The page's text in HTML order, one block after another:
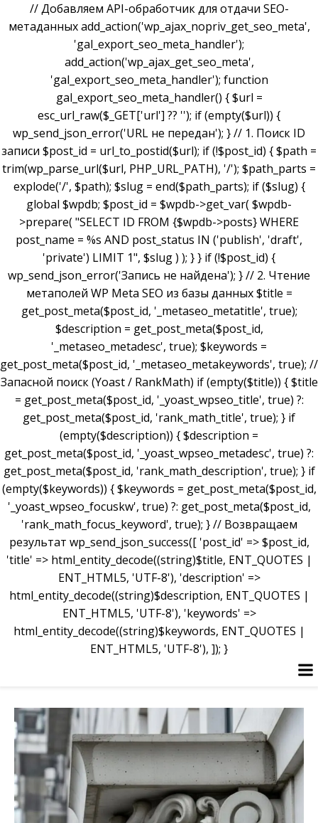
// Добавляем API-обработчик для отдачи SEO-
метаданных add_action('wp_ajax_nopriv_get_seo_meta',
'gal_export_seo_meta_handler');
add_action('wp_ajax_get_seo_meta',
'gal_export_seo_meta_handler'); function
gal_export_seo_meta_handler() { $url =
esc_url_raw($_GET['url'] ?? ''); if (empty($url)) {
wp_send_json_error('URL не передан'); } // 1. Поиск ID
записи $post_id = url_to_postid($url); if (!$post_id) { $path =
trim(wp_parse_url($url, PHP_URL_PATH), '/'); $path_parts =
explode('/', $path); $slug = end($path_parts); if ($slug) {
global $wpdb; $post_id = $wpdb->get_var( $wpdb-
>prepare( "SELECT ID FROM {$wpdb->posts} WHERE
post_name = %s AND post_status IN ('publish', 'draft',
'private') LIMIT 1", $slug ) ); } } if (!$post_id) {
wp_send_json_error('Запись не найдена'); } // 2. Чтение
метаполей WP Meta SEO из базы данных $title =
get_post_meta($post_id, '_metaseo_metatitle', true);
$description = get_post_meta($post_id,
'_metaseo_metadesc', true); $keywords =
get_post_meta($post_id, '_metaseo_metakeywords', true); //
Запасной поиск (Yoast / RankMath) if (empty($title)) { $title
= get_post_meta($post_id, '_yoast_wpseo_title', true) ?:
get_post_meta($post_id, 'rank_math_title', true); } if
(empty($description)) { $description =
get_post_meta($post_id, '_yoast_wpseo_metadesc', true) ?:
get_post_meta($post_id, 'rank_math_description', true); } if
(empty($keywords)) { $keywords = get_post_meta($post_id,
'_yoast_wpseo_focuskw', true) ?: get_post_meta($post_id,
'rank_math_focus_keyword', true); } // Возвращаем
результат wp_send_json_success([ 'post_id' => $post_id,
'title' => html_entity_decode((string)$title, ENT_QUOTES |
ENT_HTML5, 'UTF-8'), 'description' =>
html_entity_decode((string)$description, ENT_QUOTES |
ENT_HTML5, 'UTF-8'), 'keywords' =>
html_entity_decode((string)$keywords, ENT_QUOTES |
ENT_HTML5, 'UTF-8'), ]); }